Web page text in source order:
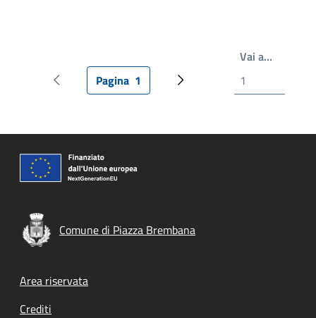
Pagina precedentePagina attuale
Pagina 1 Pagina successiva
Vai a…
Comune di Piazza Brembana
Footer menu
Area riservata
Crediti